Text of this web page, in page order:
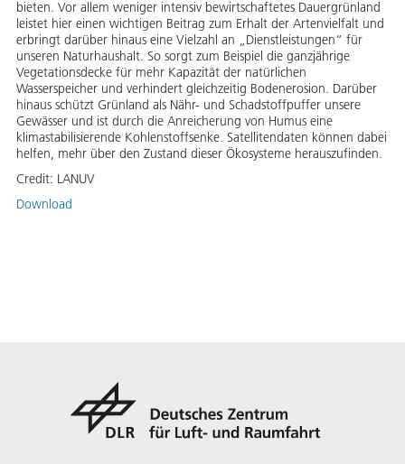
bieten. Vor allem weniger intensiv bewirtschaftetes Dauergrünland
leistet hier einen wichtigen Beitrag zum Erhalt der Artenvielfalt und
erbringt darüber hinaus eine Vielzahl an „Dienstleistungen“ für
unseren Naturhaushalt. So sorgt zum Beispiel die ganzjährige
Vegetationsdecke für mehr Kapazität der natürlichen
Wasserspeicher und verhindert gleichzeitig Bodenerosion. Darüber
hinaus schützt Grünland als Nähr- und Schadstoffpuffer unsere
Gewässer und ist durch die Anreicherung von Humus eine
klimastabilisierende Kohlenstoffsenke. Satellitendaten können dabei
helfen, mehr über den Zustand dieser Ökosysteme herauszufinden.
Credit: LANUV
Download